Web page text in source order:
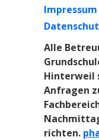
Impressum
Alle
Hinterweil
Anfragen
richten.